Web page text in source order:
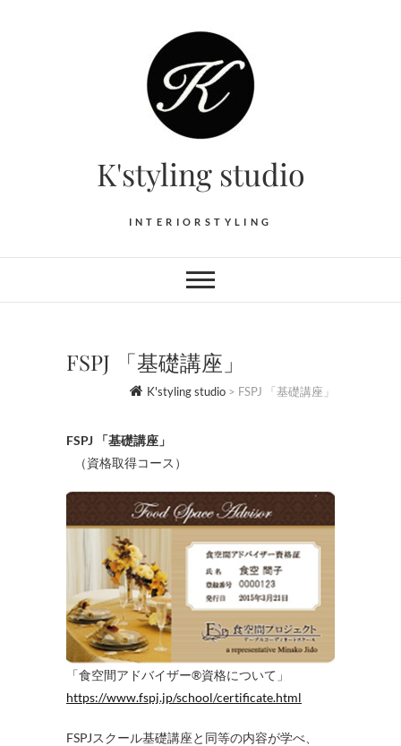
K'styling studio
INTERIORSTYLING
FSPJ 「基礎講座」
K'styling studio > FSPJ 「基礎講座」
FSPJ 「基礎講座」
（資格取得コース）
「食空間アドバイザー®資格について」
https://www.fspj.jp/school/certificate.html
FSPJスクール基礎講座と同等の内容が学べ、